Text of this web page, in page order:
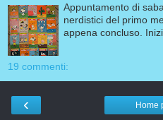
Appuntamento di
nerdistici del primo
appena concluso.
19 commenti:
‹ Home